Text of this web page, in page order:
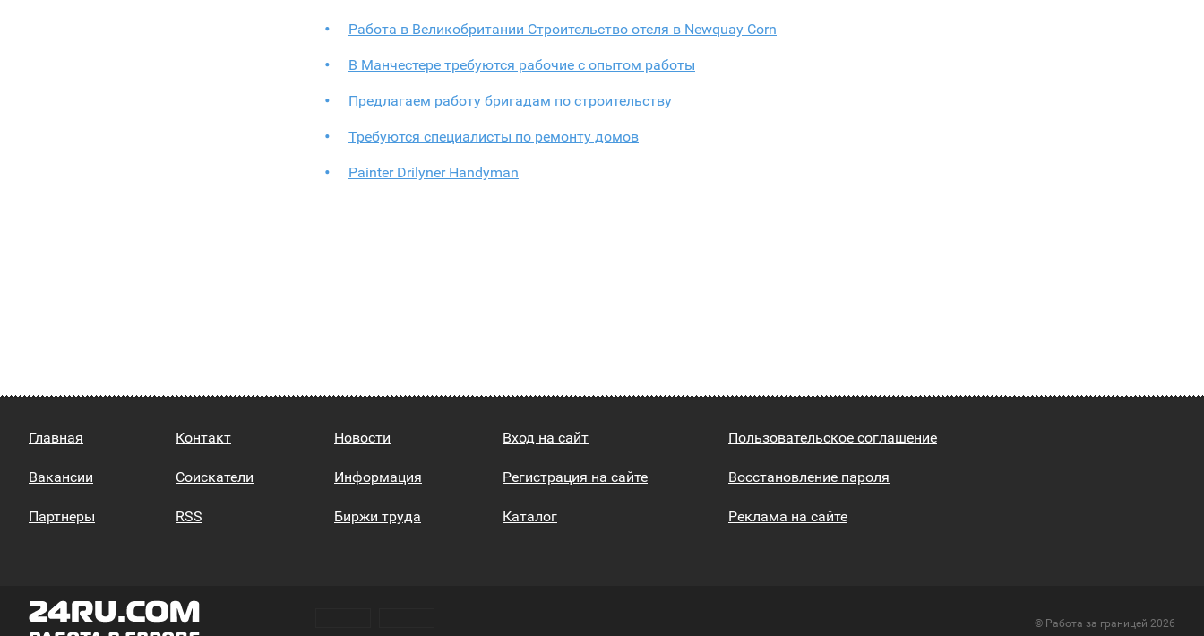
Работа в Великобритании Строительство отеля в Newquay Corn
В Манчестере требуются рабочие с опытом работы
Предлагаем работу бригадам по строительству
Требуются специалисты по ремонту домов
Painter Drilyner Handyman
Главная
Вакансии
Партнеры
Контакт
Соискатели
RSS
Новости
Информация
Биржи труда
Вход на сайт
Регистрация на сайте
Каталог
Пользовательское соглашение
Восстановление пароля
Реклама на сайте
© Работа за границей 2026